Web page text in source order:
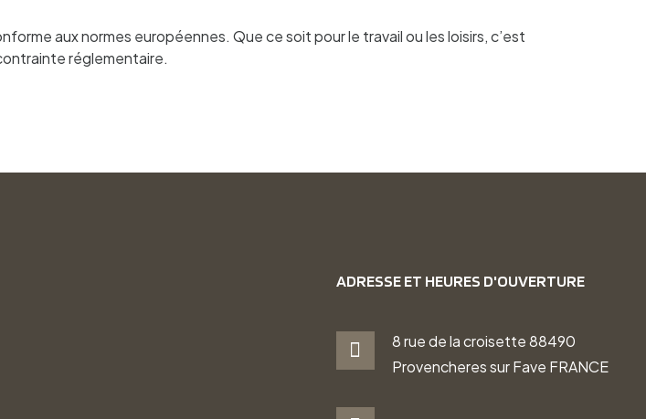
aux normes européennes. Que ce soit pour le travail ou les loisirs, c’est
réglementaire.
ADRESSE ET HEURES D'OUVERTURE
8 rue de la croisette 88490
Provencheres sur Fave FRANCE